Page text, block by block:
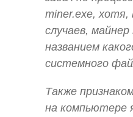
miner.exe,
случаев,
названием
системного
Также
на компьютере